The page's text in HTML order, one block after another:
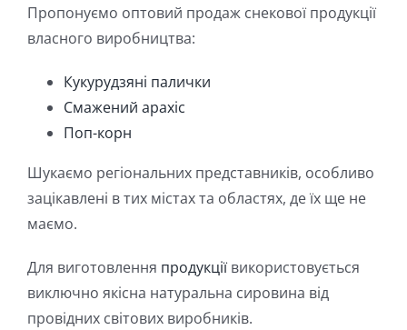
Пропонуємо оптовий продаж снекової продукції
власного виробництва:
Кукурудзяні палички
Смажений арахіс
Поп-корн
Шукаємо регіональних представників, особливо
зацікавлені в тих містах та областях, де їх ще не
маємо.
Для виготовлення продукціївикористовується
виключно якісна натуральна сировина від
провідних світових виробників.